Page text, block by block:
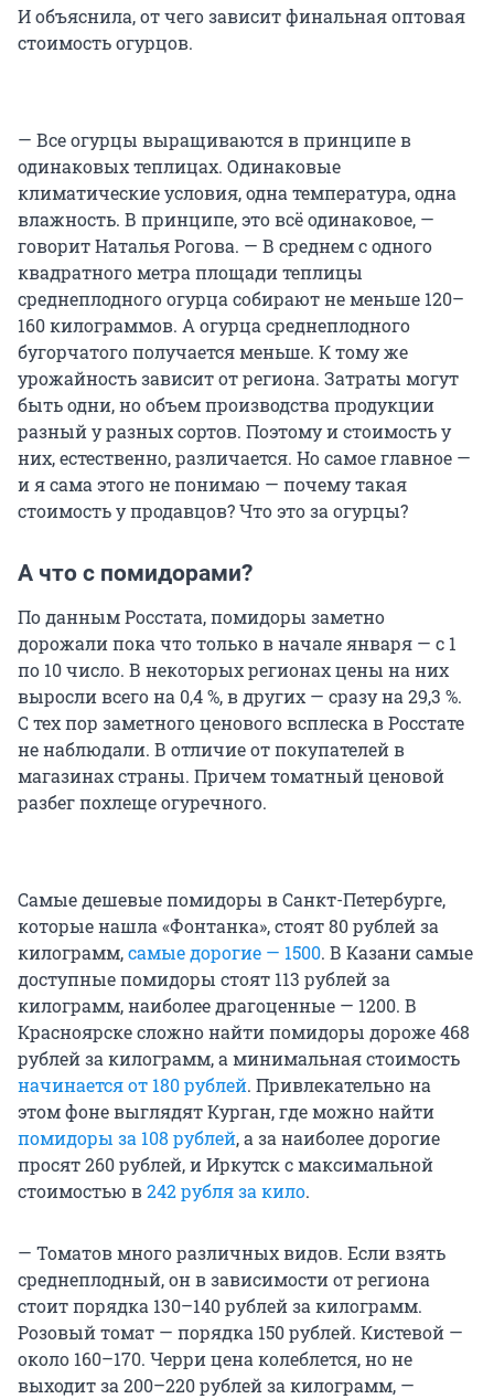
И объяснила, от чего зависит финальная оптовая
стоимость огурцов.
— Все огурцы выращиваются в принципе в
одинаковых теплицах. Одинаковые
климатические условия, одна температура, одна
влажность. В принципе, это всё одинаковое, —
говорит Наталья Рогова. — В среднем с одного
квадратного метра площади теплицы
среднеплодного огурца собирают не меньше 120–
160 килограммов. А огурца среднеплодного
бугорчатого получается меньше. К тому же
урожайность зависит от региона. Затраты могут
быть одни, но объем производства продукции
разный у разных сортов. Поэтому и стоимость у
них, естественно, различается. Но самое главное —
и я сама этого не понимаю — почему такая
стоимость у продавцов? Что это за огурцы?
А что с помидорами?
По данным Росстата, помидоры заметно
дорожали пока что только в начале января — с 1
по 10 число. В некоторых регионах цены на них
выросли всего на 0,4 %, в других — сразу на 29,3 %.
С тех пор заметного ценового всплеска в Росстате
не наблюдали. В отличие от покупателей в
магазинах страны. Причем томатный ценовой
разбег похлеще огуречного.
Самые дешевые помидоры в Санкт-Петербурге,
которые нашла «Фонтанка», стоят 80 рублей за
килограмм,самые дорогие — 1500. В Казани самые
доступные помидоры стоят 113 рублей за
килограмм, наиболее драгоценные — 1200. В
Красноярске сложно найти помидоры дороже 468
рублей за килограмм, а минимальная стоимость
начинается от 180 рублей. Привлекательно на
этом фоне выглядят Курган, где можно найти
помидоры за 108 рублей, а за наиболее дорогие
просят 260 рублей, и Иркутск с максимальной
стоимостью в242 рубля за кило.
— Томатов много различных видов. Если взять
среднеплодный, он в зависимости от региона
стоит порядка 130–140 рублей за килограмм.
Розовый томат — порядка 150 рублей. Кистевой —
около 160–170. Черри цена колеблется, но не
выходит за 200–220 рублей за килограмм, —